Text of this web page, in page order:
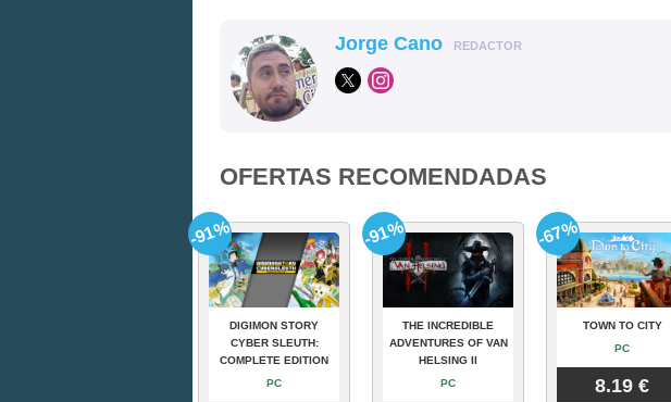
Jorge Cano REDACTOR
OFERTAS RECOMENDADAS
DIGIMON STORY
CYBER SLEUTH:
COMPLETE EDITION
PC
-91%
THE INCREDIBLE
ADVENTURES OF VAN
HELSING II
PC
-91%
TOWN TO CITY
PC
8.19 €
-67%